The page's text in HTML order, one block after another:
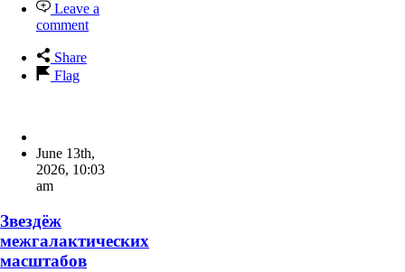
Leave a
comment
Share
Flag
June 13th,
2026, 10:03
am
Звездёж
межгалактических
масштабов